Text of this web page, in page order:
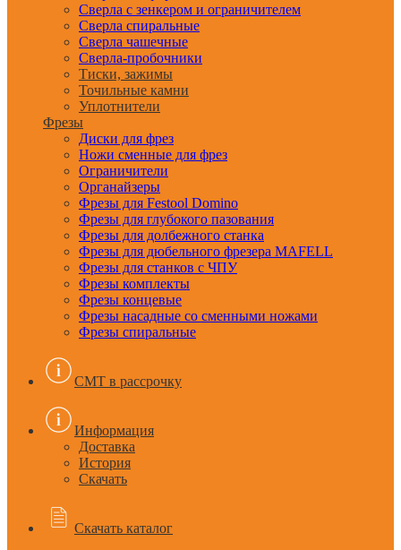
Сверла с зенкером и ограничителем
Сверла спиральные
Сверла чашечные
Сверла-пробочники
Тиски, зажимы
Точильные камни
Уплотнители
Фрезы
Диски для фрез
Ножи сменные для фрез
Ограничители
Органайзеры
Фрезы для Festool Domino
Фрезы для глубокого пазования
Фрезы для долбежного станка
Фрезы для дюбельного фрезера MAFELL
Фрезы для станков с ЧПУ
Фрезы комплекты
Фрезы концевые
Фрезы насадные со сменными ножами
Фрезы спиральные
CMT в рассрочку
Информация
Доставка
История
Скачать
Скачать каталог